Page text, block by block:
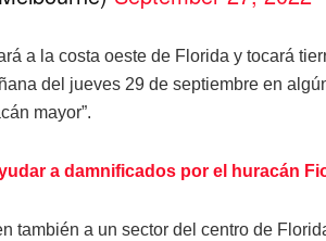
a la costa oeste de Florida y tocará
del jueves 29 de septiembre en
mayor”.
a damnificados por el huracán
también a un sector del centro de